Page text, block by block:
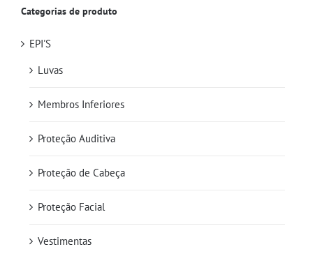
Categorias de produto
EPI'S
Luvas
Membros Inferiores
Proteção Auditiva
Proteção de Cabeça
Proteção Facial
Vestimentas